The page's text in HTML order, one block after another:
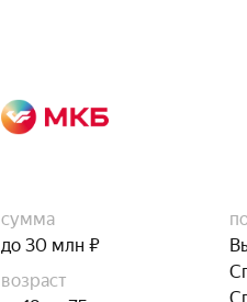
сумма
до 30 млн ₽
возраст